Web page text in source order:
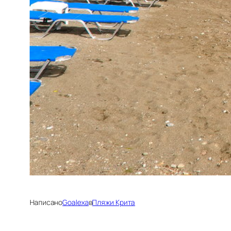
НаписаноGoalexaвПляжи Крита